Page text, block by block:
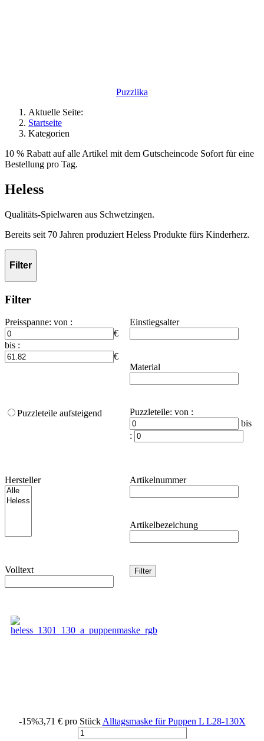
Puzzlika
Aktuelle Seite:
Startseite
Kategorien
10 % Rabatt auf alle Artikel mit dem Gutscheincode Sofort für eine
Bestellung pro Tag.
Heless
Qualitäts-Spielwaren aus Schwetzingen.
Bereits seit 70 Jahren produziert Heless Produkte fürs Kinderherz.
Filter
Filter
Preisspanne: von :
€
bis :
€
Einstiegsalter
Material
Puzzleteile aufsteigend Puzzleteile: von :
bis
:
Hersteller Artikelnummer
Artikelbezeichung
Volltext
-15%3,71 € pro Stück Alltagsmaske für Puppen L L28-130X